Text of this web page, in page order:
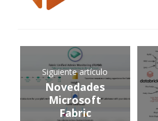
Siguiente artículo
Novedades
Microsoft
Fabric